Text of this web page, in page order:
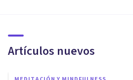
Artículos nuevos